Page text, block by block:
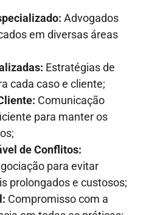
Advogados
em diversas áreas
Estratégias de
cada caso e cliente;
Comunicação
para manter os
de Conflitos:
para evitar
prolongados e custosos;
Compromisso com a